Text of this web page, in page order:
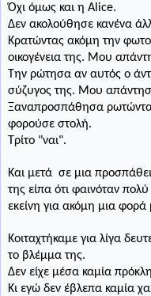
Όχι όμως και η Α lice.
Δεν ακολούθησε κανένα
Κρατώντας ακόμη την
οικογένεια της. Μου
Την ρώτησα αν αυτός ο
σύζυγος της. Μου
Ξαναπροσπάθησα
φορούσε στολή.
Τρίτο "ναι".
Και μετά σε μια
της είπα ότι φαινόταν
εκείνη για ακόμη μια
Κοιταχτήκαμε για λίγα
το βλέμμα της.
Δεν είχε μέσα καμία
Κι εγώ δεν έβλεπα καμία